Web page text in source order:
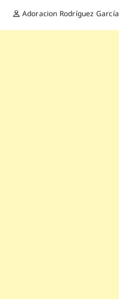
Adoracion Rodríguez García